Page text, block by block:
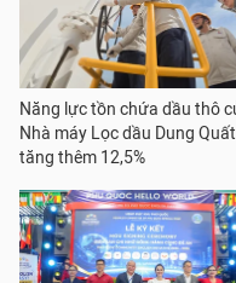
Năng lực tồn chứa dầu thô
Nhà máy Lọc dầu Dung Quất
tăng thêm 12,5%